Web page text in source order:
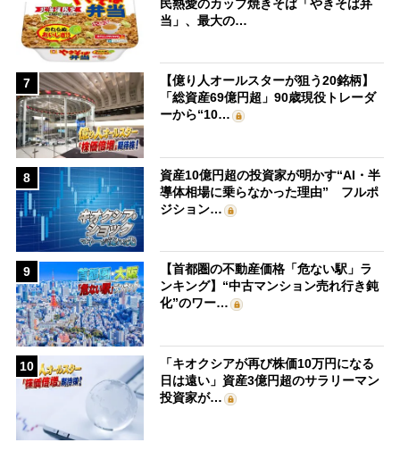
民熱愛のカップ焼きそば「やきそば弁
当」、最大の…
7
【億り人オールスターが狙う20銘柄】
「総資産69億円超」90歳現役トレーダ
ーから“10…
8
資産10億円超の投資家が明かす“AI・半
導体相場に乗らなかった理由” フルポ
ジション…
9
【首都圏の不動産価格「危ない駅」ラ
ンキング】“中古マンション売れ行き鈍
化”のワー…
10
「キオクシアが再び株価10万円になる
日は遠い」資産3億円超のサラリーマン
投資家が…